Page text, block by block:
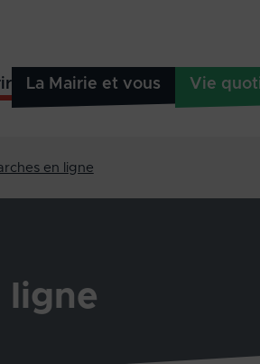
La Mairie et vous Vie
en ligne
ligne